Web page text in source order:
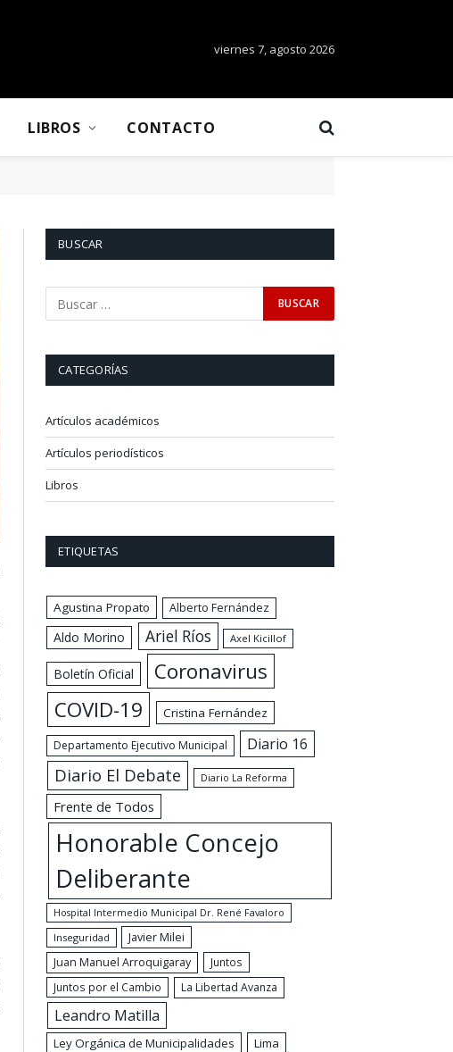
viernes 7, agosto 2026
LIBROS CONTACTO
BUSCAR
CATEGORÍAS
Artículos académicos
Artículos periodísticos
Libros
ETIQUETAS
Agustina Propato Alberto Fernández
Aldo Morino Ariel Ríos Axel Kicillof
Boletín Oficial
Coronavirus
COVID-19
Cristina Fernández
Departamento Ejecutivo Municipal Diario 16
Diario El Debate Diario La Reforma
Frente de Todos
Honorable Concejo
Deliberante
Hospital Intermedio Municipal Dr. René Favaloro
Inseguridad
Javier Milei
Juan Manuel Arroquigaray
Juntos
Juntos por el Cambio
La Libertad Avanza
Leandro Matilla
Ley Orgánica de Municipalidades Lima